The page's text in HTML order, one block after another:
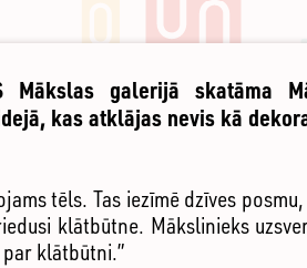
galerijā skatāma
kas atklājas nevis kā
tēls. Tas iezīmē dzīves
klātbūtne. Mākslinieks
klātbūtni.”